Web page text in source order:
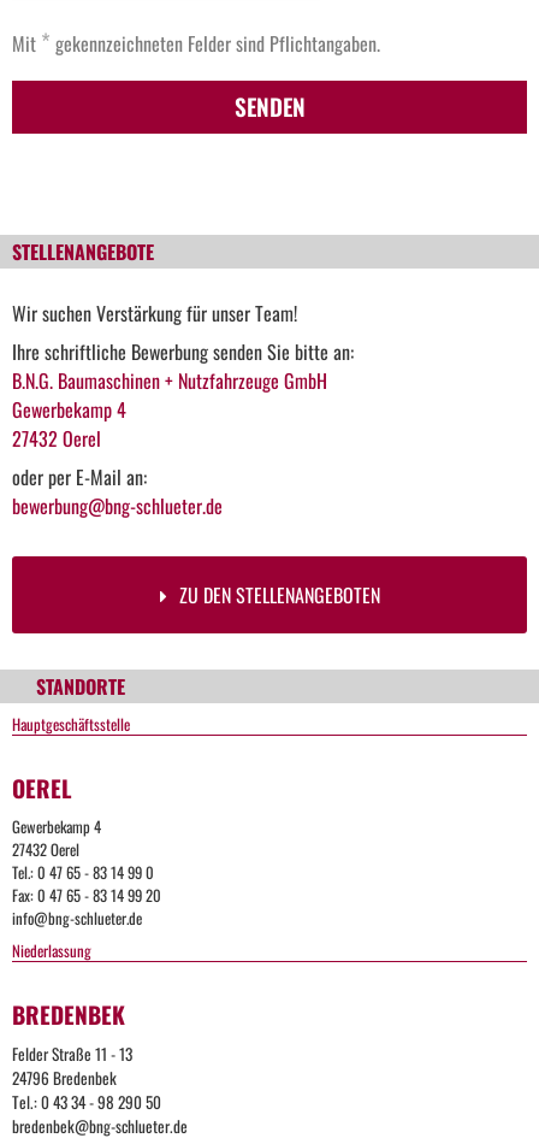
Mit * gekennzeichneten Felder sind Pflichtangaben.
SENDEN
STELLENANGEBOTE
Wir suchen Verstärkung für unser Team!
Ihre schriftliche Bewerbung senden Sie bitte an:
B.N.G. Baumaschinen + Nutzfahrzeuge GmbH
Gewerbekamp 4
27432 Oerel
oder per E-Mail an:
bewerbung@bng-schlueter.de
ZU DEN STELLENANGEBOTEN
STANDORTE
Hauptgeschäftsstelle
OEREL
Gewerbekamp 4
27432 Oerel
Tel.: 0 47 65 - 83 14 99 0
Fax: 0 47 65 - 83 14 99 20
info@bng-schlueter.de
Niederlassung
BREDENBEK
Felder Straße 11 - 13
24796 Bredenbek
Tel.: 0 43 34 - 98 290 50
bredenbek@bng-schlueter.de